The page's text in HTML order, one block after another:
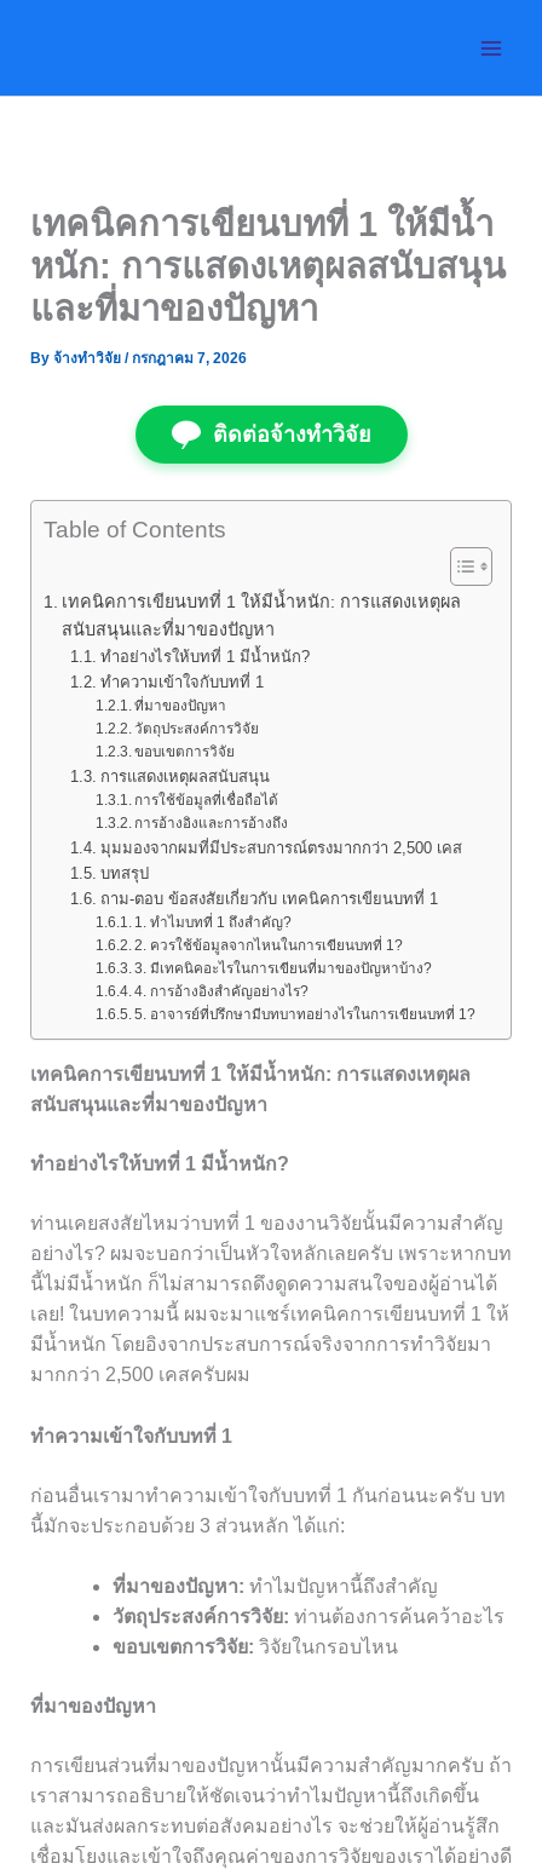
เทคนิคการเขียนบทที่ 1 ให้มีน้ำ
หนัก: การแสดงเหตุผลสนับสนุน
และที่มาของปัญหา
By จ้างทำวิจัย /กรกฎาคม 7, 2026
ติดต่อจ้างทำวิจัย
Table of Contents
เทคนิคการเขียนบทที่ 1 ให้มีน้ำหนัก: การแสดงเหตุผล
สนับสนุนและที่มาของปัญหา
ทำอย่างไรให้บทที่ 1 มีน้ำหนัก?
ทำความเข้าใจกับบทที่ 1
ที่มาของปัญหา
วัตถุประสงค์การวิจัย
ขอบเขตการวิจัย
การแสดงเหตุผลสนับสนุน
การใช้ข้อมูลที่เชื่อถือได้
การอ้างอิงและการอ้างถึง
มุมมองจากผมที่มีประสบการณ์ตรงมากกว่า 2,500 เคส
บทสรุป
ถาม-ตอบ ข้อสงสัยเกี่ยวกับ เทคนิคการเขียนบทที่ 1
1. ทำไมบทที่ 1 ถึงสำคัญ?
2. ควรใช้ข้อมูลจากไหนในการเขียนบทที่ 1?
3. มีเทคนิคอะไรในการเขียนที่มาของปัญหาบ้าง?
4. การอ้างอิงสำคัญอย่างไร?
5. อาจารย์ที่ปรึกษามีบทบาทอย่างไรในการเขียนบทที่ 1?
เทคนิคการเขียนบทที่ 1 ให้มีน้ำหนัก: การแสดงเหตุผล
สนับสนุนและที่มาของปัญหา
ทำอย่างไรให้บทที่ 1 มีน้ำหนัก?
ท่านเคยสงสัยไหมว่าบทที่ 1 ของงานวิจัยนั้นมีความสำคัญ
อย่างไร? ผมจะบอกว่าเป็นหัวใจหลักเลยครับ เพราะหากบท
นี้ไม่มีน้ำหนัก ก็ไม่สามารถดึงดูดความสนใจของผู้อ่านได้
เลย! ในบทความนี้ ผมจะมาแชร์เทคนิคการเขียนบทที่ 1 ให้
มีน้ำหนัก โดยอิงจากประสบการณ์จริงจากการทำวิจัยมา
มากกว่า 2,500 เคสครับผม
ทำความเข้าใจกับบทที่ 1
ก่อนอื่นเรามาทำความเข้าใจกับบทที่ 1 กันก่อนนะครับ บท
นี้มักจะประกอบด้วย 3 ส่วนหลัก ได้แก่:
ที่มาของปัญหา: ทำไมปัญหานี้ถึงสำคัญ
วัตถุประสงค์การวิจัย: ท่านต้องการค้นคว้าอะไร
ขอบเขตการวิจัย: วิจัยในกรอบไหน
ที่มาของปัญหา
การเขียนส่วนที่มาของปัญหานั้นมีความสำคัญมากครับ ถ้า
เราสามารถอธิบายให้ชัดเจนว่าทำไมปัญหานี้ถึงเกิดขึ้น
และมันส่งผลกระทบต่อสังคมอย่างไร จะช่วยให้ผู้อ่านรู้สึก
เชื่อมโยงและเข้าใจถึงคุณค่าของการวิจัยของเราได้อย่างดี